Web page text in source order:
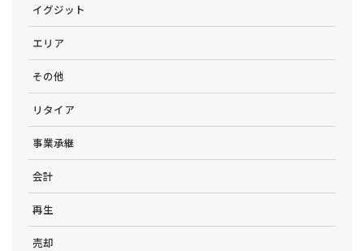
イグジット
エリア
その他
リタイア
事業承継
会計
再生
売却